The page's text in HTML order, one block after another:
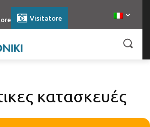
Visitatore
κατασκευές